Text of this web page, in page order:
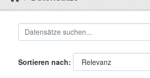
Sortieren nach